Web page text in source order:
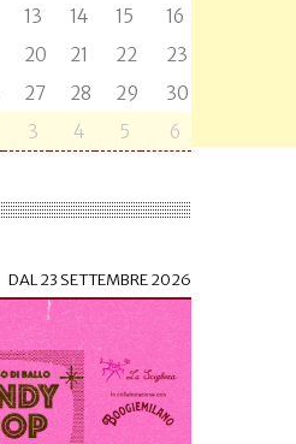
13 14 15
16
20 21 22
23
27 28 29
30
3 4 5 6
DAL23 SETTEMBRE 2026